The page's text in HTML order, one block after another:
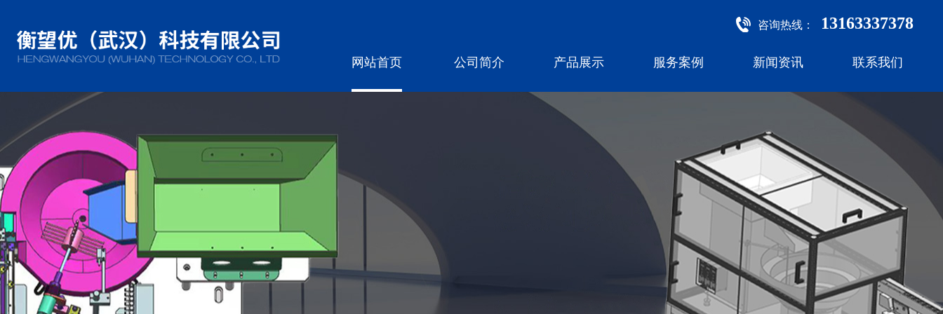
网站首页 公司简介 产品展示 服务案例 新闻资讯 联系我们
咨询热线： 13163337378